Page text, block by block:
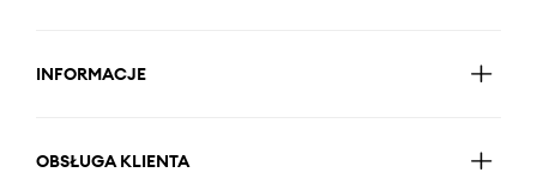
INFORMACJE
OBSŁUGA KLIENTA